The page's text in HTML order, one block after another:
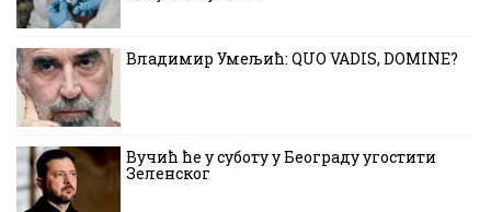
Владимир Умељић: QUO VADIS, DOMINE?
Вучић ће у суботу у Београду угостити
Зеленског